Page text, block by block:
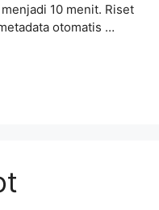
10 menit. Riset
otomatis …